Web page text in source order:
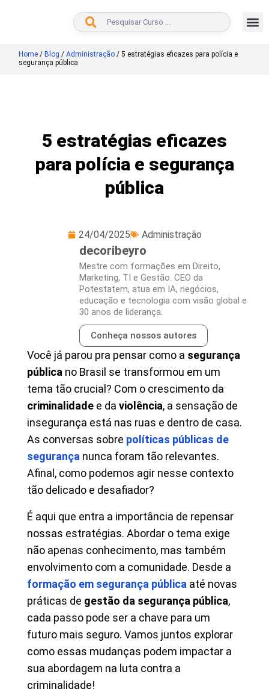
BUSCAR
Home / Blog / Administração / 5 estratégias eficazes para polícia e
segurança pública
5 estratégias eficazes
para polícia e segurança
pública
24/04/2025 Administração
decoribeyro
Mestre com formações em Direito,
Marketing, TI e Gestão. CEO da
Potestatem, atua em IA, negócios,
educação e tecnologia com visão global e
30 anos de liderança.
Conheça nossos autores
Você já parou pra pensar como a segurança
pública no Brasil se transformou em um
tema tão crucial? Com o crescimento da
criminalidade e da violência, a sensação de
insegurança está nas ruas e dentro de casa.
As conversas sobre políticas públicas de
segurança nunca foram tão relevantes.
Afinal, como podemos agir nesse contexto
tão delicado e desafiador?
É aqui que entra a importância de repensar
nossas estratégias. Abordar o tema exige
não apenas conhecimento, mas também
envolvimento com a comunidade. Desde a
formação em segurança pública até novas
práticas de gestão da segurança pública,
cada passo pode ser a chave para um
futuro mais seguro. Vamos juntos explorar
como essas mudanças podem impactar a
sua abordagem na luta contra a
criminalidade!